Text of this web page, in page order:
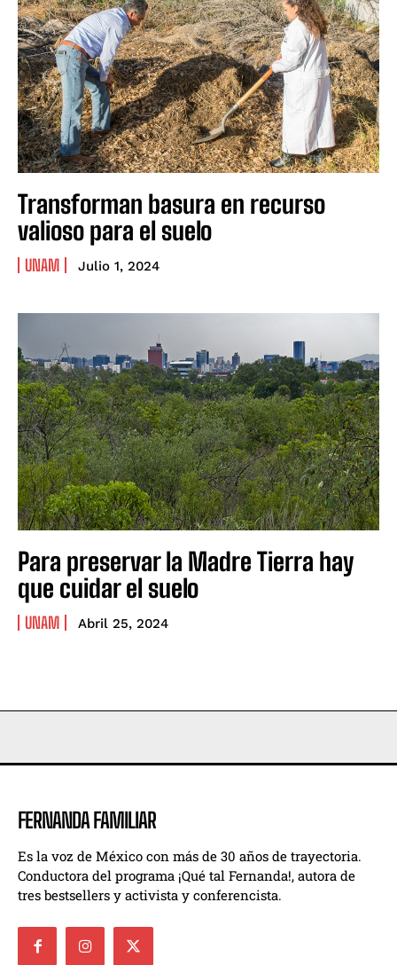
Transforman basura en recurso
valioso para el suelo
UNAM Julio 1, 2024
Para preservar la Madre Tierra hay
que cuidar el suelo
UNAM Abril 25, 2024
FERNANDA FAMILIAR
Es la voz de México con más de 30 años de trayectoria.
Conductora del programa ¡Qué tal Fernanda!, autora de
tres bestsellers y activista y conferencista.